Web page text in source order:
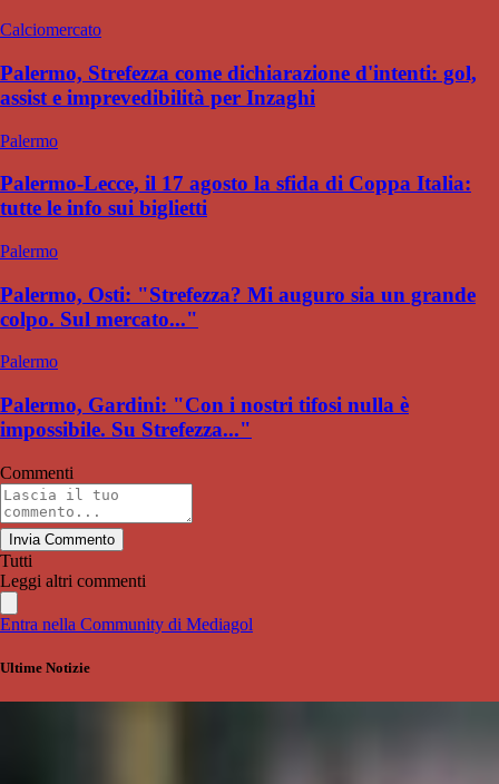
Calciomercato
Palermo, Strefezza come dichiarazione d'intenti: gol,
assist e imprevedibilità per Inzaghi
Palermo
Palermo-Lecce, il 17 agosto la sfida di Coppa Italia:
tutte le info sui biglietti
Palermo
Palermo, Osti: "Strefezza? Mi auguro sia un grande
colpo. Sul mercato..."
Palermo
Palermo, Gardini: "Con i nostri tifosi nulla è
impossibile. Su Strefezza..."
Commenti
Invia Commento
Tutti
Leggi altri commenti
Entra nella Community di Mediagol
Ultime Notizie